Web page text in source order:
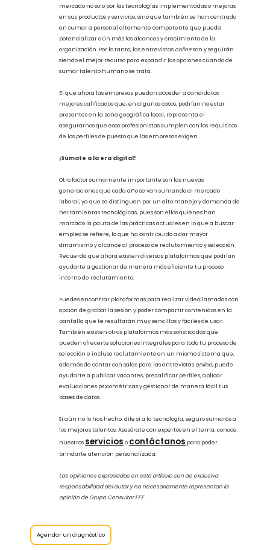
qué tan familiarizado o qué tanta
dificultad encuentra para acceder y
manejar la plataforma (una
actividad que podría considerarse
sencilla), puede indicar si es
validación de esta aptitud.
En el mundo, son cada vez más las empresas que han
declarado un incremento del uso de este tipo de entrevista en
los últimos años por la conveniencia y facilidad que les otorga.
El futuro de las entrevistas
La globalización ha demandado la evolución de los procesos en
el manejo de los recursos humanos en todos los países debido a
que las empresas buscan ser altamente competitivas en el
mercado no solo por las tecnologías implementadas o mejoras
en sus productos y servicios, sino que también se han centrado
en sumar a personal altamente competente que pueda
potencializar aún más los alcances y crecimiento de la
organización. Por lo tanto, las entrevistas onlineson y seguirán
siendo el mejor recurso para expandir las opciones cuando de
El que ahora las empresas puedan acceder a candidatos
mejores calificados que, en algunos casos, podrían no estar
presentes en la zona geográfica local, representa el
asegurarnos que esos profesionistas cumplen con los requisitos
de los perfiles de puesto que las empresas exigen.
¡Súmate a la era digital!
generaciones que cada año se van sumando al mercado
laboral, ya que se distinguen por un alto manejo y demanda de
herramientas tecnológicas, pues son ellos quienes han
marcado la pauta de las prácticas actuales en lo que a buscar
dinamismo y alcance al proceso de reclutamiento y selección.
Recuerda que ahora existen diversas plataformas que podrían
Puedes encontrar plataformas para realizar videollamadas con